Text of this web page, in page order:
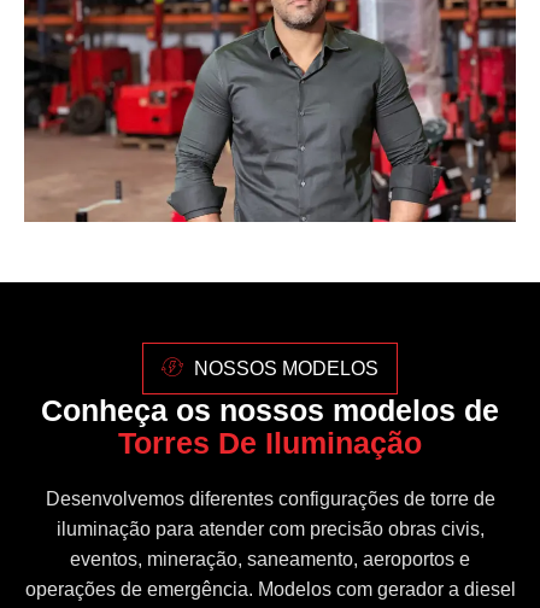
NOSSOS MODELOS
Conheça os nossos modelos de
Torres De Iluminação
Desenvolvemos diferentes configurações de torre de
iluminação para atender com precisão obras civis,
eventos, mineração, saneamento, aeroportos e
operações de emergência. Modelos com gerador a diesel